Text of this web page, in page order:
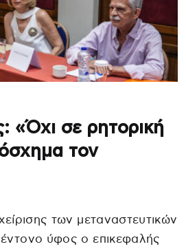
«Όχι σε ρητορική
τον
των μεταναστευτικών
ύφος ο επικεφαλής